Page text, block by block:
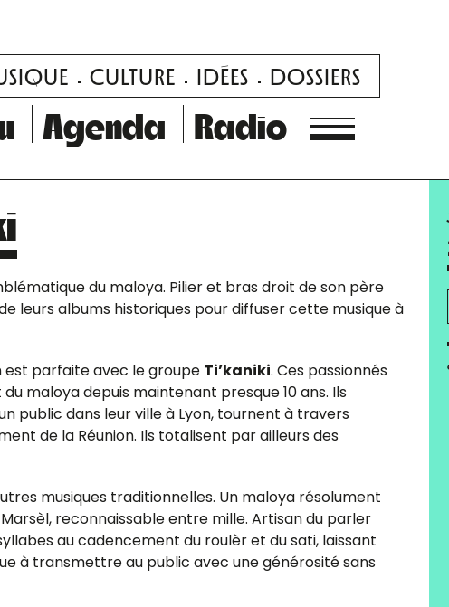
CULTURE IDÉES DOSSIERS
Agenda Radio
du maloya. Pilier et bras droit de son père
leurs albums historiques pour diffuser cette musique à
est parfaite avec le groupe Ti’kaniki. Ces passionnés
maloya depuis maintenant presque 10 ans. Ils
public dans leur ville à Lyon, tournent à travers
de la Réunion. Ils totalisent par ailleurs des
musiques traditionnelles. Un maloya résolument
reconnaissable entre mille. Artisan du parler
au cadencement du roulèr et du sati, laissant
à transmettre au public avec une générosité sans